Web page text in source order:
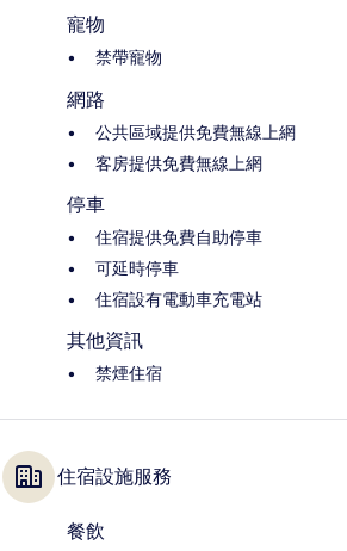
寵物
禁帶寵物
網路
公共區域提供免費無線上網
客房提供免費無線上網
停車
住宿提供免費自助停車
可延時停車
住宿設有電動車充電站
其他資訊
禁煙住宿
住宿設施服務
餐飲